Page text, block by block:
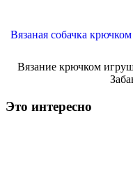
Вязаная собачка
Вязание крючком
Это интересно